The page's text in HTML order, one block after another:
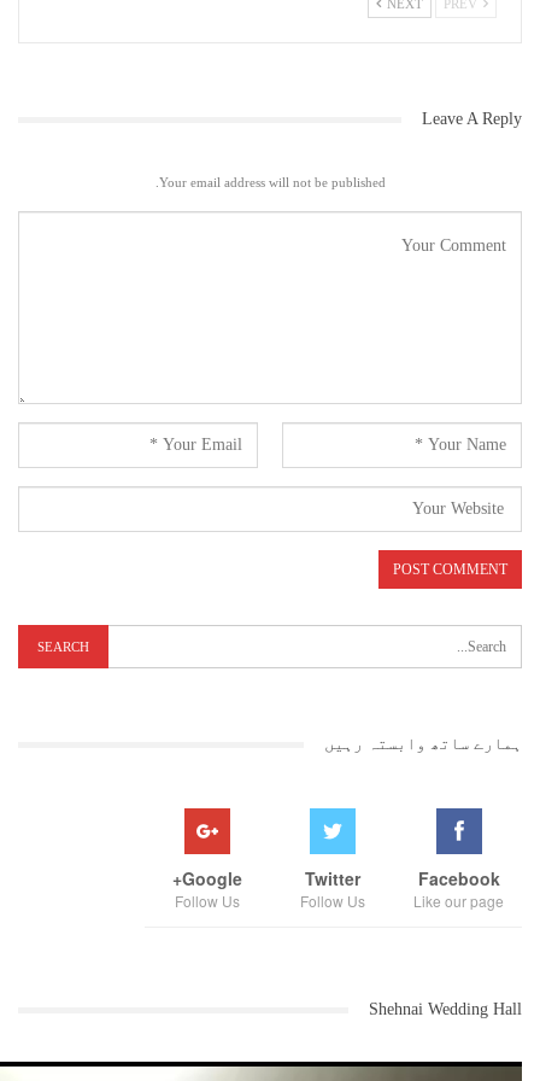
NEXT
Leave A Reply
Your email address will not be published.
ہمارے ساتھ وابستہ رہیں
Facebook
Like our page
Twitter
Follow Us
Google+
Follow Us
Shehnai Wedding Hall